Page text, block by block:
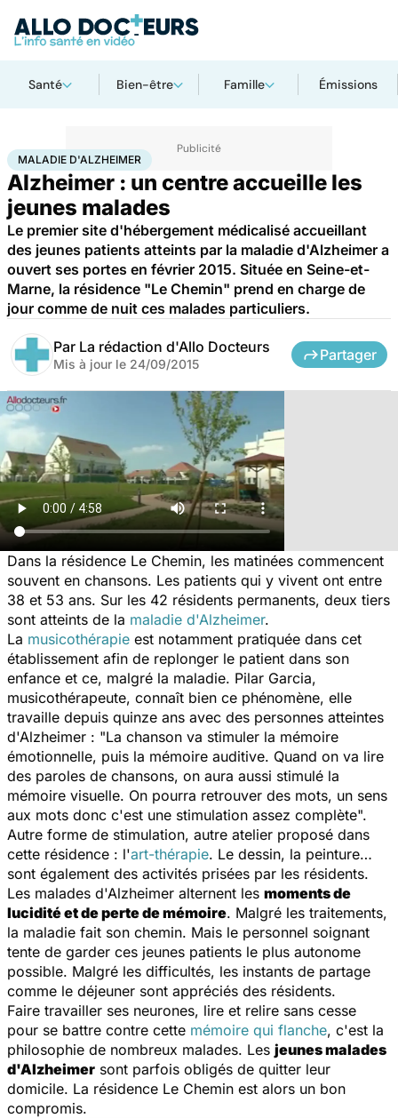
Santé Bien-être Famille Émissions
AccueilBien-êtreMaladie d'Alzheimer
MALADIE D'ALZHEIMER
Alzheimer : un centre accueille les
jeunes malades
Le premier site d'hébergement médicalisé accueillant
des jeunes patients atteints par la maladie d'Alzheimer a
ouvert ses portes en février 2015. Située en Seine-et-
Marne, la résidence "Le Chemin" prend en charge de
jour comme de nuit ces malades particuliers.
Par La rédaction d'Allo Docteurs
Mis à jour le 24/09/2015
Partager
Dans la résidence Le Chemin, les matinées commencent
souvent en chansons. Les patients qui y vivent ont entre
38 et 53 ans. Sur les 42 résidents permanents, deux tiers
sont atteints de la maladie d'Alzheimer.
La musicothérapie est notamment pratiquée dans cet
établissement afin de replonger le patient dans son
enfance et ce, malgré la maladie. Pilar Garcia,
musicothérapeute, connaît bien ce phénomène, elle
travaille depuis quinze ans avec des personnes atteintes
d'Alzheimer : "La chanson va stimuler la mémoire
émotionnelle, puis la mémoire auditive. Quand on va lire
des paroles de chansons, on aura aussi stimulé la
mémoire visuelle. On pourra retrouver des mots, un sens
aux mots donc c'est une stimulation assez complète".
Autre forme de stimulation, autre atelier proposé dans
cette résidence : l'art-thérapie. Le dessin, la peinture…
sont également des activités prisées par les résidents.
Les malades d'Alzheimer alternent les moments de
lucidité et de perte de mémoire. Malgré les traitements,
la maladie fait son chemin. Mais le personnel soignant
tente de garder ces jeunes patients le plus autonome
possible. Malgré les difficultés, les instants de partage
comme le déjeuner sont appréciés des résidents.
Faire travailler ses neurones, lire et relire sans cesse
pour se battre contre cette mémoire qui flanche, c'est la
philosophie de nombreux malades. Les jeunes malades
d'Alzheimer sont parfois obligés de quitter leur
domicile. La résidence Le Chemin est alors un bon
compromis.